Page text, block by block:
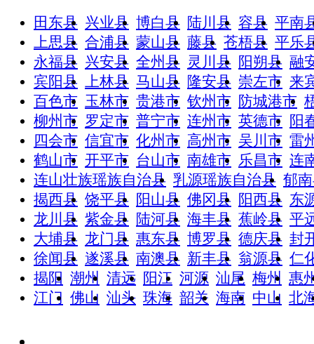
田东县 兴业县 博白县 陆川县 容县 平南
上思县 合浦县 蒙山县 藤县 苍梧县 平乐
永福县 兴安县 全州县 灵川县 阳朔县 融
宾阳县
上林县 马山县 隆安县 崇左市 来
百色市 玉林市 贵港市 钦州市 防城港市
柳州市 罗定市 普宁市 连州市 英德市 阳
四会市 信宜市 化州市 高州市 吴川市 雷
鹤山市 开平市 台山市 南雄市 乐昌市 连
连山壮族瑶族自治县 乳源瑶族自治县 郁
揭西县 饶平县 阳山县 佛冈县 阳西县 东
龙川县 紫金县 陆河县 海丰县 蕉岭县 平
大埔县 龙门县 惠东县 博罗县 德庆县 封
徐闻县 遂溪县 南澳县 新丰县 翁源县 仁
揭阳 潮州 清远 阳江 河源 汕尾 梅州 惠
江门 佛山 汕头 珠海 韶关 海南 中山 北